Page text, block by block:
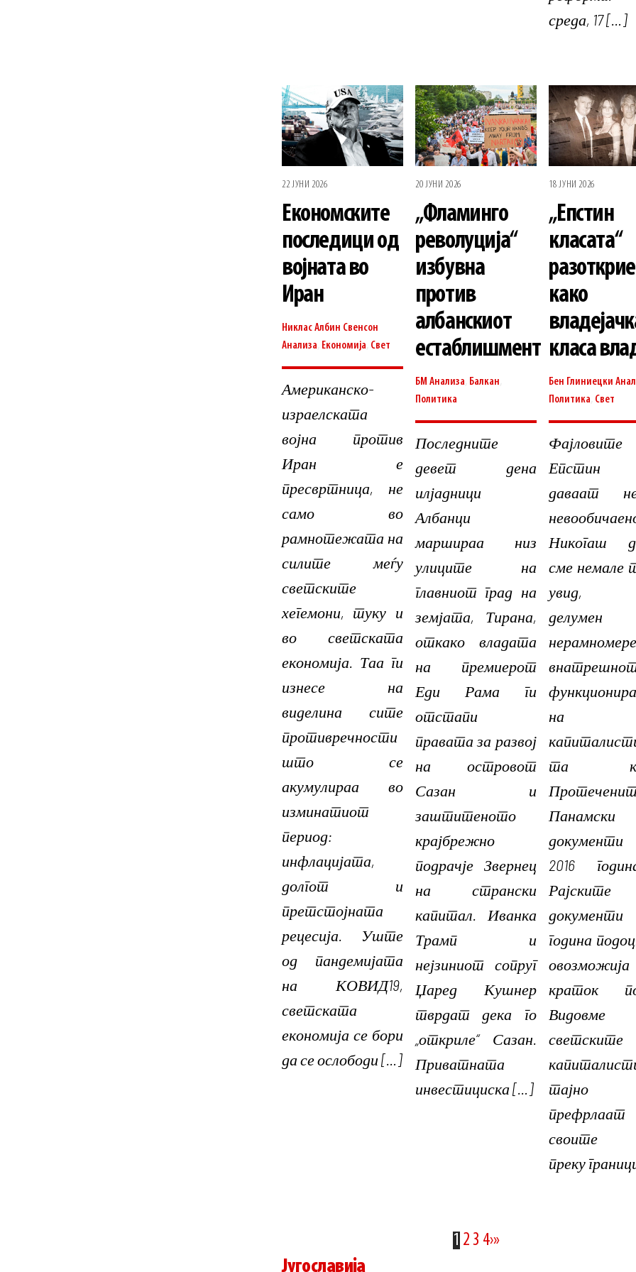
среда, 17 […]
22 ЈУНИ 2026
Економските
последици од
војната во
Иран
Никлас Албин Свенсон
Анализа Економија Свет
Американско-
израелската
војна против
Иран е
пресвртница, не
само во
рамнотежата на
силите меѓу
светските
хегемони, туку и
во светската
економија. Таа ги
изнесе на
виделина сите
противречности
што се
акумулираа во
изминатиот
период:
инфлацијата,
долгот и
претстојната
рецесија. Уште
од пандемијата
на КОВИД19,
светската
економија се бори
да се ослободи […]
20 ЈУНИ 2026
„Фламинго
револуција“
избувна
против
албанскиот
естаблишмент
БМ Анализа Балкан
Политика
Последните
девет дена
илјадници
Албанци
маршираа низ
улиците на
главниот град на
земјата, Тирана,
откако владата
на премиерот
Еди Рама ги
отстапи
правата за развој
на островот
Сазан и
заштитеното
крајбрежно
подрачје Звернец
на странски
капитал. Иванка
Трамп и
нејзиниот сопруг
Џаред Кушнер
тврдат дека го
„откриле“ Сазан.
Приватната
инвестициска […]
18 ЈУНИ 2026
„Епстин
класата“
како
класа
Бен Глиниецки
Политика Свет
даваат
Никогаш
сме немале
увид,
на
та
Панамски
2016
Рајските
документи
година
овозможија
краток
Видовме
светските
тајно
префрлаат
своите
преку
1 2 3 4›»
Југославија